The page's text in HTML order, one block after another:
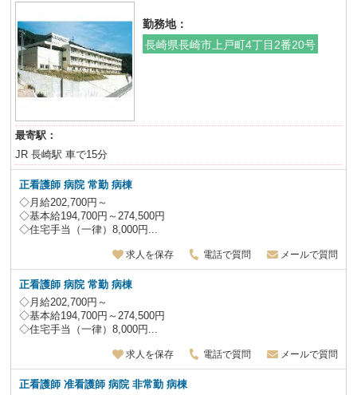
勤務地：
長崎県長崎市上戸町4丁目2番20号
最寄駅：
JR 長崎駅 車で15分
正看護師 病院 常勤 病棟
◇月給202,700円～
◇基本給194,700円～274,500円
◇住宅手当（一律）8,000円...
求人を保存 電話で質問 メールで質問
正看護師 病院 常勤 病棟
◇月給202,700円～
◇基本給194,700円～274,500円
◇住宅手当（一律）8,000円...
求人を保存 電話で質問 メールで質問
正看護師 准看護師 病院 非常勤 病棟